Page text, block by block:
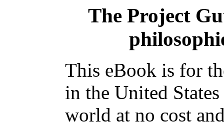
The Project
This eBook is for
in the United
world at no cost